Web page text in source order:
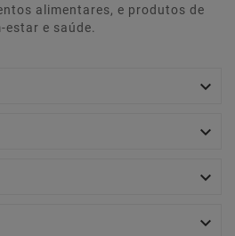
alimentares, e produtos de
estar e saúde.



